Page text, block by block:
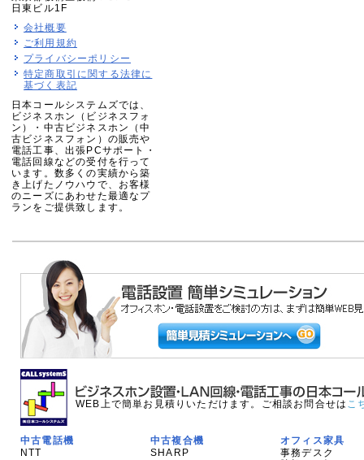
日東ビル1F
会社概要
ご利用規約
プライバシーポリシー
特定商取引に関する法律に
基づく表記
日本コールシステムズでは、
ビジネスホン（ビジネスフォ
ン）・中古ビジネスホン（中
古ビジネスフォン）の販売や
電話工事、出張PCサポート・
電話回線などの受付を行って
います。数多くの実績から築
き上げたノウハウで、お客様
のニーズにあわせた最適なプ
ランをご提供致します。
WEB上で簡単お見積りいただけます。ご相談お問合せは こ
中古電話機
NTT
中古複合機
SHARP
オフィス家具
事務デスク